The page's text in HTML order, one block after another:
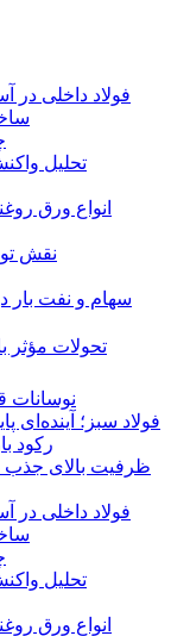
فولاد داخلی در
تحلیل
انواع ورق
نقش
سهام و نفت بار
تحولات مؤثر
نوسانات
فولاد سبز؛ آینده‌ای
رکود
ظرفیت بالای جذب
فولاد داخلی در
تحلیل
انواع ورق